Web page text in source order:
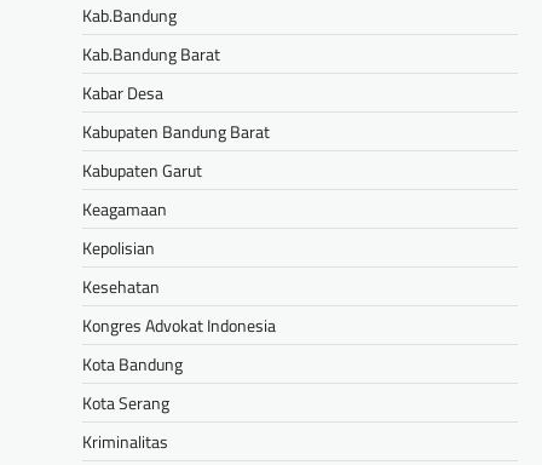
Kab.Bandung
Kab.Bandung Barat
Kabar Desa
Kabupaten Bandung Barat
Kabupaten Garut
Keagamaan
Kepolisian
Kesehatan
Kongres Advokat Indonesia
Kota Bandung
Kota Serang
Kriminalitas